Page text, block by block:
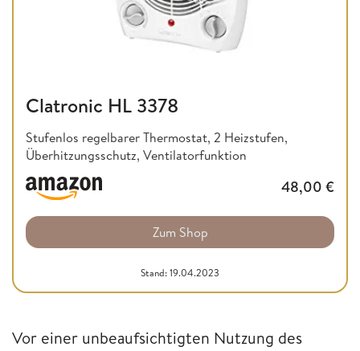
Clatronic HL 3378
Stufenlos regelbarer Thermostat, 2 Heizstufen,
Überhitzungsschutz, Ventilatorfunktion
48,00 €
Zum Shop
Stand: 19.04.2023
Vor einer unbeaufsichtigten Nutzung des